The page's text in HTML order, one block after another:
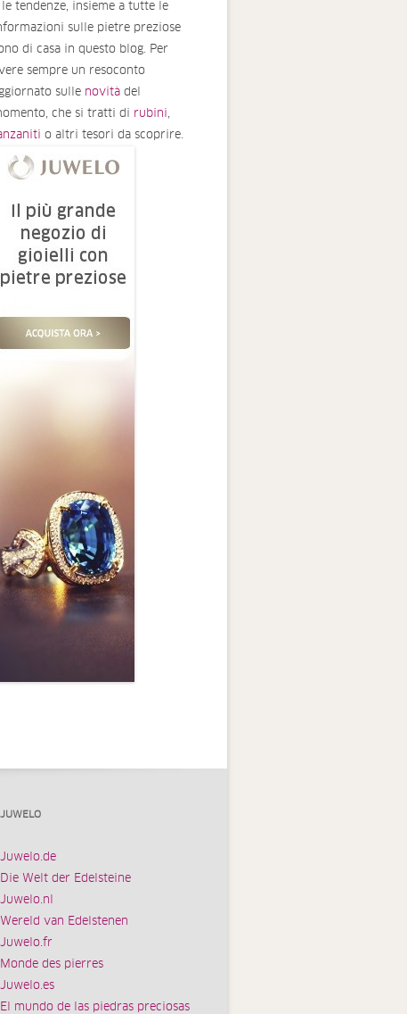
le tendenze, insieme a tutte le
sulle pietre preziose
di casa in questo blog. Per
sempre un resoconto
sulle novità del
che si tratti di rubini,
o altri tesori da scoprire.
JUWELO
Juwelo.de
Die Welt der Edelsteine
Juwelo.nl
Wereld van Edelstenen
Juwelo.fr
Monde des pierres
Juwelo.es
El mundo de las piedras preciosas